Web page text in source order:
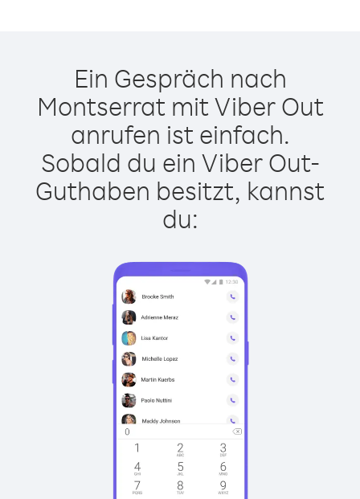
Ein Gespräch nach
Montserrat mit Viber Out
anrufen ist einfach.
Sobald du ein Viber Out-
Guthaben besitzt, kannst
du: